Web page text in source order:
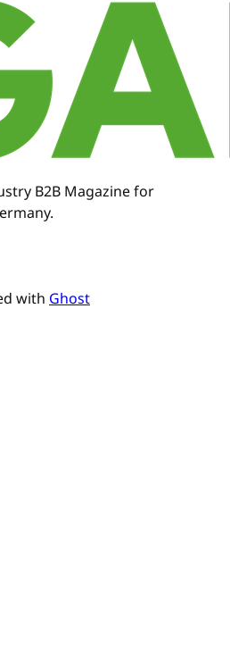
B2B Magazine for
with Ghost